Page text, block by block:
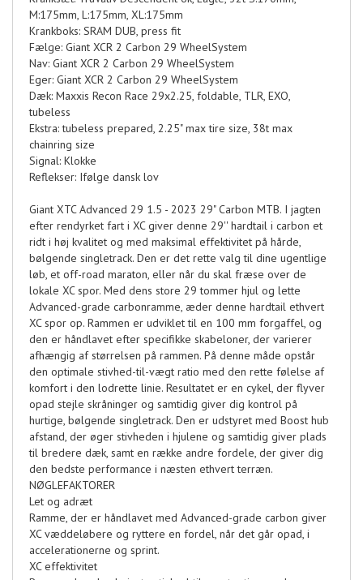
M:175mm, L:175mm, XL:175mm
Krankboks: SRAM DUB, press fit
Fælge: Giant XCR 2 Carbon 29 WheelSystem
Nav: Giant XCR 2 Carbon 29 WheelSystem
Eger: Giant XCR 2 Carbon 29 WheelSystem
Dæk: Maxxis Recon Race 29x2.25, foldable, TLR, EXO,
tubeless
Ekstra: tubeless prepared, 2.25" max tire size, 38t max
chainring size
Signal: Klokke
Reflekser: Ifølge dansk lov
Giant XTC Advanced 29 1.5 - 2023 29" Carbon MTB. I jagten
efter rendyrket fart i XC giver denne 29'' hardtail i carbon et
ridt i høj kvalitet og med maksimal effektivitet på hårde,
bølgende singletrack. Den er det rette valg til dine ugentlige
løb, et off-road maraton, eller når du skal fræse over de
lokale XC spor. Med dens store 29 tommer hjul og lette
Advanced-grade carbonramme, æder denne hardtail ethvert
XC spor op. Rammen er udviklet til en 100 mm forgaffel, og
den er håndlavet efter specifikke skabeloner, der varierer
afhængig af størrelsen på rammen. På denne måde opstår
den optimale stivhed-til-vægt ratio med den rette følelse af
komfort i den lodrette linie. Resultatet er en cykel, der flyver
opad stejle skråninger og samtidig giver dig kontrol på
hurtige, bølgende singletrack. Den er udstyret med Boost hub
afstand, der øger stivheden i hjulene og samtidig giver plads
til bredere dæk, samt en række andre fordele, der giver dig
den bedste performance i næsten ethvert terræn.
NØGLEFAKTORER
Let og adræt
Ramme, der er håndlavet med Advanced-grade carbon giver
XC væddeløbere og ryttere en fordel, når det går opad, i
accelerationerne og sprint.
XC effektivitet